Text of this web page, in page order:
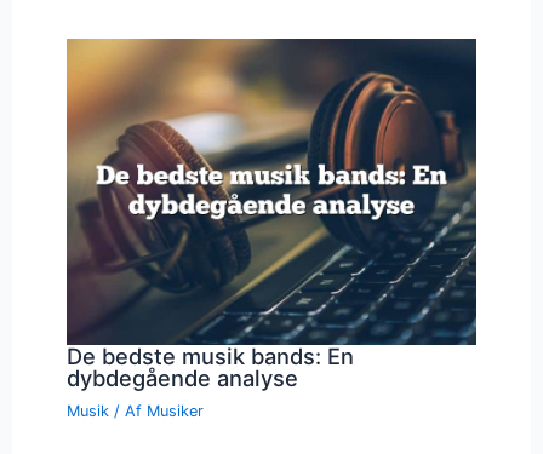
De bedste musik bands: En
dybdegående analyse
Musik / Af Musiker